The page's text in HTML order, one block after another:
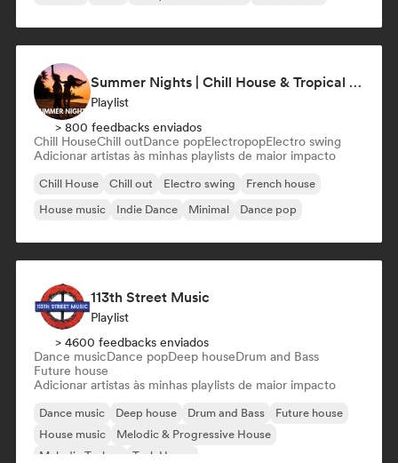
Summer Nights | Chill House & Tropical Beats
Playlist
> 800 feedbacks enviados
Chill HouseChill outDance popElectropopElectro swing
Adicionar artistas às minhas playlists de maior impacto
Chill House Chill out Electro swing
French house
House music
Indie Dance Minimal Dance pop
113th Street Music
Playlist
> 4600 feedbacks enviados
Dance musicDance popDeep houseDrum and Bass
Future house
Adicionar artistas às minhas playlists de maior impacto
Dance music Deep house Drum and Bass
Future house
House music
Melodic & Progressive House
Melodic Techno
Tech House